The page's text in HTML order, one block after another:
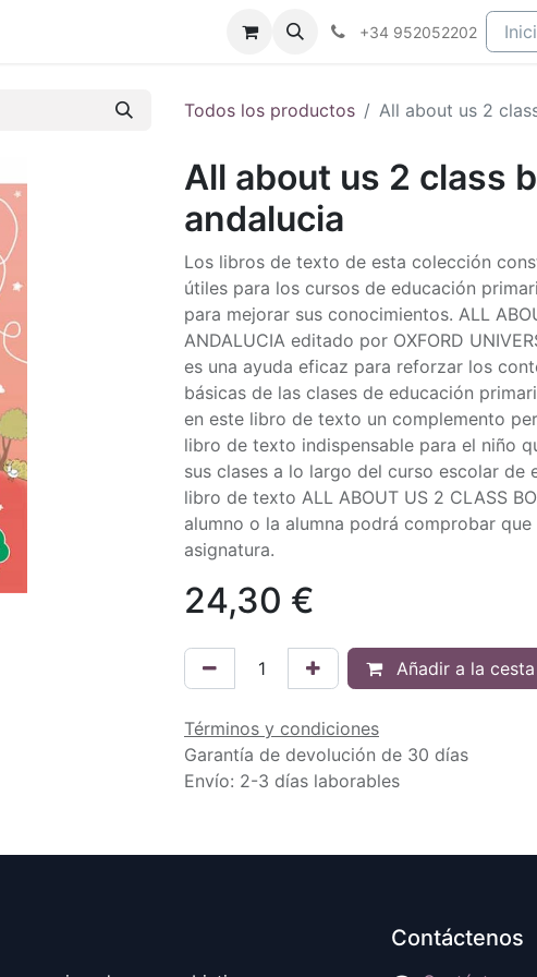
+34 952052202
Todos los productos All about us 2
All about us 2 class
andalucia
Los libros de texto de esta colección
útiles para los cursos de educación
para mejorar sus conocimientos. ALL
ANDALUCIA editado por OXFORD
es una ayuda eficaz para reforzar los
básicas de las clases de educación
en este libro de texto un complemento
libro de texto indispensable para el niño
sus clases a lo largo del curso escolar de
libro de texto ALL ABOUT US 2 CLASS
alumno o la alumna podrá comprobar
asignatura.
24,30 €
Añadir a la cesta
Términos y condiciones
Garantía de devolución de 30 días
Envío: 2-3 días laborables
Contáctenos